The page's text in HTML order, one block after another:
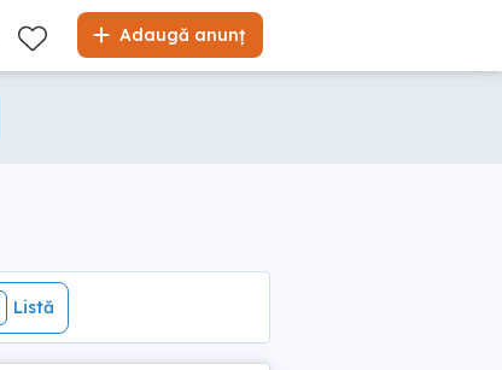
Adaugă anunț
Listă
Listă